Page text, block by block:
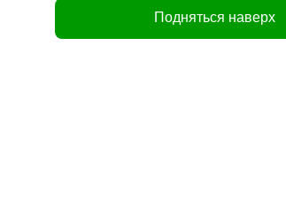
Подняться наверх